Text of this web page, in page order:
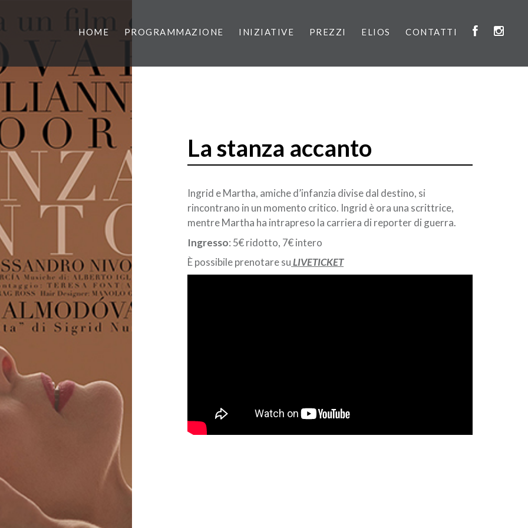
HOME PROGRAMMAZIONE INIZIATIVE PREZZI ELIOS CONTATTI
La stanza accanto
Ingrid e Martha, amiche d’infanzia divise dal destino, si
rincontrano in un momento critico. Ingrid è ora una scrittrice,
mentre Martha ha intrapreso la carriera di reporter di guerra.
Ingresso: 5€ ridotto, 7€ intero
È possibile prenotare suLIVETICKET